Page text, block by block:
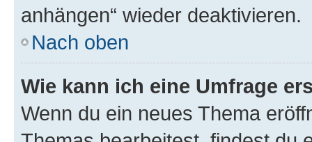
anhängen“ wieder deaktivieren.
Nach oben
Wie kann ich eine Umfrage
Wenn du ein neues Thema